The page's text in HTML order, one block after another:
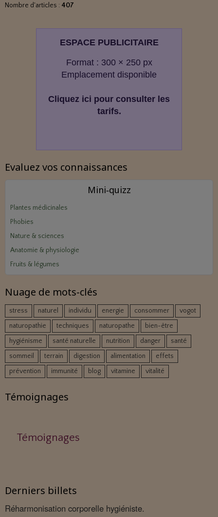
Nombre d'articles : 407
ESPACE PUBLICITAIRE
Format : 300 × 250 px
Emplacement disponible
Cliquez ici pour consulter les
tarifs.
Evaluez vos connaissances
Mini‑quizz
Plantes médicinales
Phobies
Nature & sciences
Anatomie & physiologie
Fruits & légumes
Nuage de mots-clés
stress naturel individu energie consommer
vogot
naturopathie
techniques naturopathe
bien-être
hygiénisme
santé naturelle nutrition danger
santé
sommeil
terrain digestion alimentation
effets
prévention
immunité blog vitamine vitalité
Témoignages
Témoignages
Derniers billets
Réharmonisation corporelle hygiéniste.